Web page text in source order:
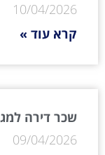
10/04/2026
קרא עוד »
שכר דירה
09/04/2026